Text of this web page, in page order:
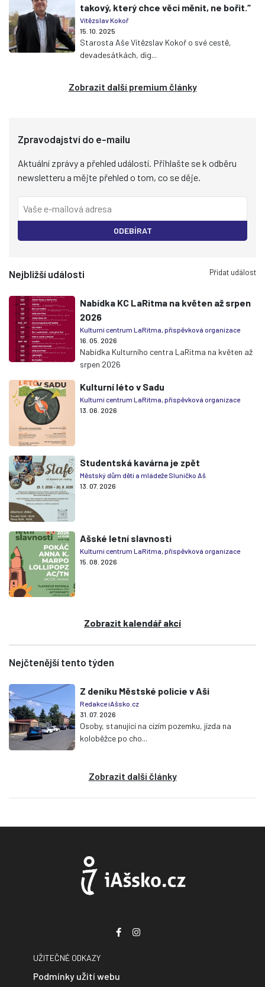
takový, který chce věci měnit, ne bořit.“
Vítězslav Kokoř
15. 10. 2025
Starosta Aše Vítězslav Kokoř o své cestě,
devadesátkách, dig...
Zobrazit další premium články
Zpravodajství do e-mailu
Aktuální zprávy a přehled událostí. Přihlašte se k odběru
newsletteru a mějte přehled o tom, co se děje.
ODEBÍRAT
Nejbližší události Přidat událost
Nabídka KC LaRitma na květen až srpen
2026
Kulturní centrum LaRitma, příspěvková organizace
16. 05. 2026
Nabídka Kulturního centra LaRitma na květen až
srpen 2026
Kulturní léto v Sadu
Kulturní centrum LaRitma, příspěvková organizace
13. 06. 2026
Studentská kavárna je zpět
Městský dům dětí a mládeže Sluníčko Aš
13. 07. 2026
Ašské letní slavnosti
Kulturní centrum LaRitma, příspěvková organizace
15. 08. 2026
Zobrazit kalendář akcí
Nejčtenější tento týden
Z deníku Městské policie v Aši
Redakce iAšsko.cz
31. 07. 2026
Osoby, stanující na cizím pozemku, jízda na
koloběžce po cho...
Zobrazit další články
UŽITEČNÉ ODKAZY
Podmínky užití webu